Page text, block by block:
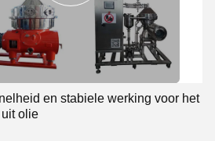
en stabiele werking voor het
olie